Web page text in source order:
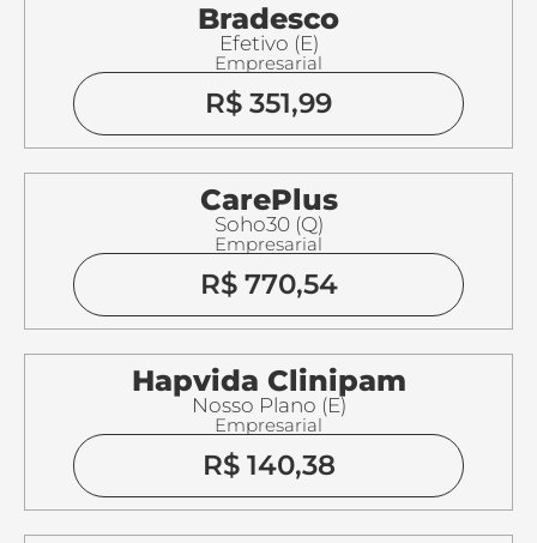
Bradesco
Efetivo (E)
Empresarial
R$ 351,99
CarePlus
Soho30 (Q)
Empresarial
R$ 770,54
Hapvida Clinipam
Nosso Plano (E)
Empresarial
R$ 140,38